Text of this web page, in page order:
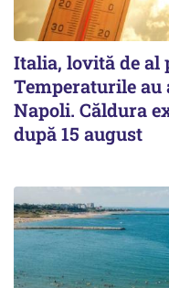
Italia, lovită de al
Temperaturile au
Napoli. Căldura
după 15 august